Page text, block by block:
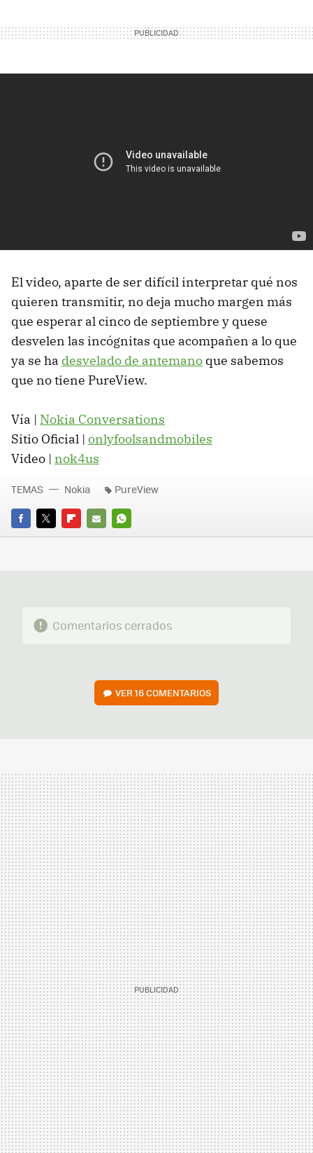
El video, aparte de ser difícil interpretar qué nos
quieren transmitir, no deja mucho margen más
que esperar al cinco de septiembre y quese
desvelen las incógnitas que acompañen a lo que
ya se ha desvelado de antemano que sabemos
que no tiene PureView.
Vía | Nokia Conversations
Sitio Oficial | onlyfoolsandmobiles
Video | nok4us
FACEBOOK
TWITTERFLIPBOARD
E-
WHATSAPP
TEMAS Nokia PureView
Comentarios cerrados
VER16 COMENTARIOS